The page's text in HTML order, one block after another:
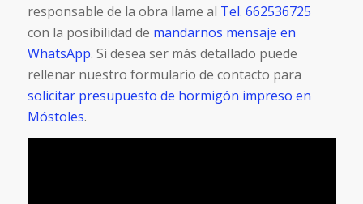
responsable de la obra llame al Tel. 662536725
con la posibilidad de mandarnos mensaje en
WhatsApp. Si desea ser más detallado puede
rellenar nuestro formulario de contacto para
solicitar presupuesto de hormigón impreso en
Móstoles.